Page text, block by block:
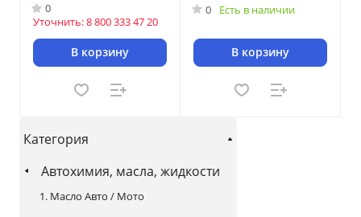
0
Уточнить: 8 800 333 47 20
В корзину
0 Есть в наличии
В корзину
Категория
Автохимия, масла, жидкости
1. Масло Авто / Мото